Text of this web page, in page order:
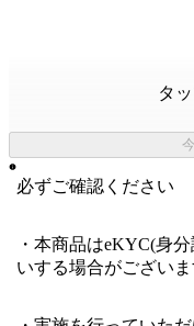
タ
必ずご確認ください
・本商品はeKYC(身
いする場合がござい